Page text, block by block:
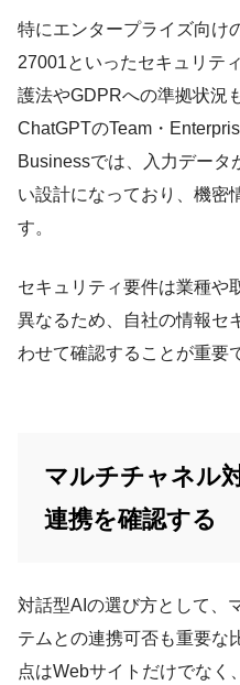
特にエンタープライズ向け
27001といったセキュリテ
護法やGDPRへの準拠状況
ChatGPTのTeam・
Businessでは、入力データ
い設計になっており、機密
す。
セキュリティ要件は業種や
異なるため、自社の情報セ
わせて確認することが重要
マルチチャネル
連携を確認する
対話型AIの選び方として、
テムとの連携可否も重要な
点はWebサイトだけでなく